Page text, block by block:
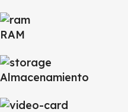
RAM
Almacenamiento